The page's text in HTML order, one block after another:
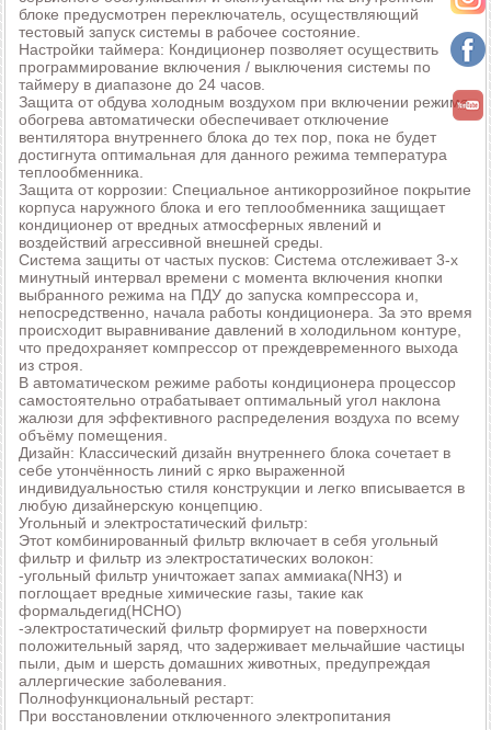
блоке предусмотрен переключатель, осуществляющий
тестовый запуск системы в рабочее состояние.
Настройки таймера: Кондиционер позволяет осуществить
программирование включения / выключения системы по
таймеру в диапазоне до 24 часов.
Защита от обдува холодным воздухом при включении режима
обогрева автоматически обеспечивает отключение
вентилятора внутреннего блока до тех пор, пока не будет
достигнута оптимальная для данного режима температура
теплообменника.
Защита от коррозии: Специальное антикоррозийное покрытие
корпуса наружного блока и его теплообменника защищает
кондиционер от вредных атмосферных явлений и
воздействий агрессивной внешней среды.
Система защиты от частых пусков: Система отслеживает 3-х
минутный интервал времени с момента включения кнопки
выбранного режима на ПДУ до запуска компрессора и,
непосредственно, начала работы кондиционера. За это время
происходит выравнивание давлений в холодильном контуре,
что предохраняет компрессор от преждевременного выхода
из строя.
В автоматическом режиме работы кондиционера процессор
самостоятельно отрабатывает оптимальный угол наклона
жалюзи для эффективного распределения воздуха по всему
объёму помещения.
Дизайн: Классический дизайн внутреннего блока сочетает в
себе утончённость линий с ярко выраженной
индивидуальностью стиля конструкции и легко вписывается в
любую дизайнерскую концепцию.
Угольный и электростатический фильтр:
Этот комбинированный фильтр включает в себя угольный
фильтр и фильтр из электростатических волокон:
-угольный фильтр уничтожает запах аммиака(NH3) и
поглощает вредные химические газы, такие как
формальдегид(HCHO)
-электростатический фильтр формирует на поверхности
положительный заряд, что задерживает мельчайшие частицы
пыли, дым и шерсть домашних животных, предупреждая
аллергические заболевания.
Полнофункциональный рестарт:
При восстановлении отключенного электропитания